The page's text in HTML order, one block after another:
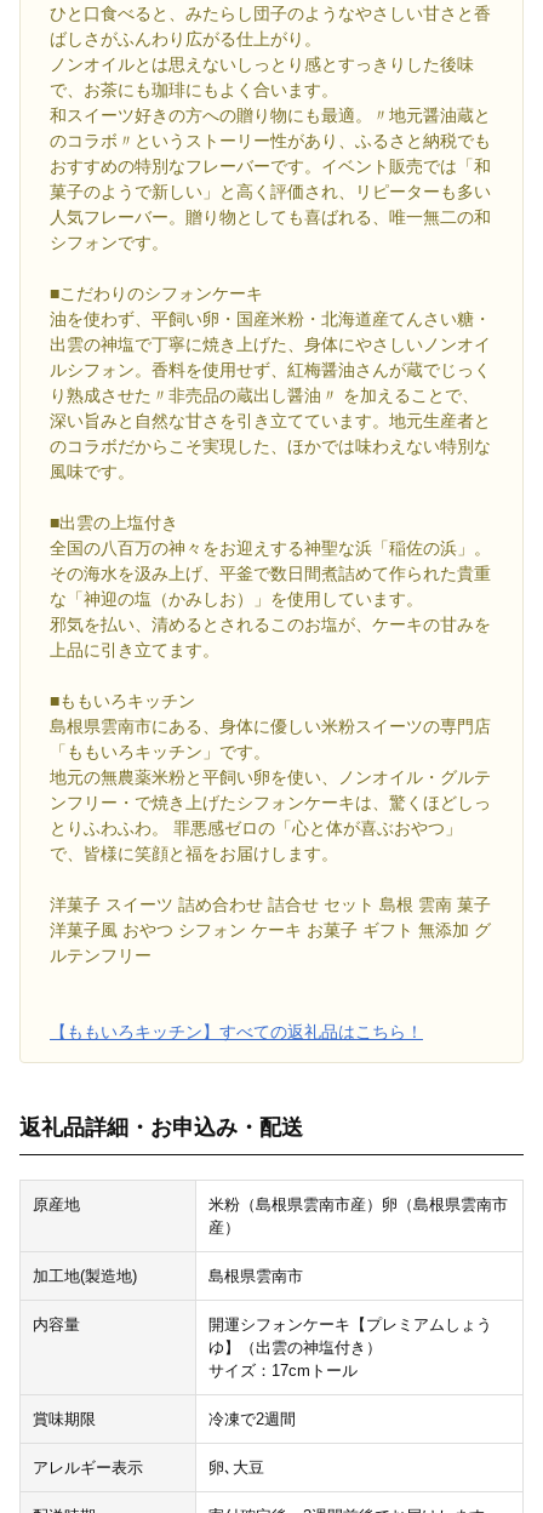
ひと口食べると、みたらし団子のようなやさしい甘さと香
ばしさがふんわり広がる仕上がり。
ノンオイルとは思えないしっとり感とすっきりした後味
で、お茶にも珈琲にもよく合います。
和スイーツ好きの方への贈り物にも最適。〃地元醤油蔵と
のコラボ〃というストーリー性があり、ふるさと納税でも
おすすめの特別なフレーバーです。イベント販売では「和
菓子のようで新しい」と高く評価され、リピーターも多い
人気フレーバー。贈り物としても喜ばれる、唯一無二の和
シフォンです。
■こだわりのシフォンケーキ
油を使わず、平飼い卵・国産米粉・北海道産てんさい糖・
出雲の神塩で丁寧に焼き上げた、身体にやさしいノンオイ
ルシフォン。香料を使用せず、紅梅醤油さんが蔵でじっく
り熟成させた〃非売品の蔵出し醤油〃 を加えることで、
深い旨みと自然な甘さを引き立てています。地元生産者と
のコラボだからこそ実現した、ほかでは味わえない特別な
風味です。
■出雲の上塩付き
全国の八百万の神々をお迎えする神聖な浜「稲佐の浜」。
その海水を汲み上げ、平釜で数日間煮詰めて作られた貴重
な「神迎の塩（かみしお）」を使用しています。
邪気を払い、清めるとされるこのお塩が、ケーキの甘みを
上品に引き立てます。
■ももいろキッチン
島根県雲南市にある、身体に優しい米粉スイーツの専門店
「ももいろキッチン」です。
地元の無農薬米粉と平飼い卵を使い、ノンオイル・グルテ
ンフリー・で焼き上げたシフォンケーキは、驚くほどしっ
とりふわふわ。 罪悪感ゼロの「心と体が喜ぶおやつ」
で、皆様に笑顔と福をお届けします。
洋菓子 スイーツ 詰め合わせ 詰合せ セット 島根 雲南 菓子
洋菓子風 おやつ シフォン ケーキ お菓子 ギフト 無添加 グ
ルテンフリー
【ももいろキッチン】すべての返礼品はこちら！
返礼品詳細・お申込み・配送
原産地
米粉（島根県雲南市産）卵（島根県雲南市
産）
加工地(製造地) 島根県雲南市
内容量
開運シフォンケーキ【プレミアムしょう
ゆ】（出雲の神塩付き）
サイズ：17cmトール
賞味期限 冷凍で2週間
アレルギー表示 卵､大豆